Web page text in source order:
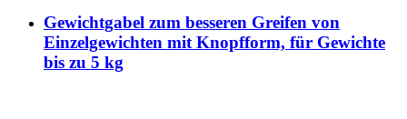
Gewichtgabel zum besseren Greifen von
Einzelgewichten mit Knopfform, für Gewichte
bis zu 5 kg